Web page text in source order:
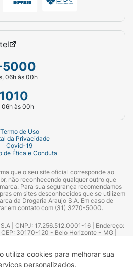
utiliza cookies para melhorar sua
personalizados.
5000
06h às 00h
06h às 00h
Termo de Uso
da Privacidade
Covid-19
de Ética e Conduta
que o seu site oficial corresponde ao
não reconhecendo qualquer outro que
Para sua segurança recomendamos
em sites desconhecidos que se utilizem
da Drogaria Araujo S.A. Em caso de
em contato com (31) 3270-5000.
| CNPJ: 17.256.512.0001-16 | Endereço:
30170-120 - Belo Horizonte - MG |
| Yasmin Silva Alvarenga – CRF 52.584 -
Aguiar Pinheiro - CRF Nº 13.748. Alvará